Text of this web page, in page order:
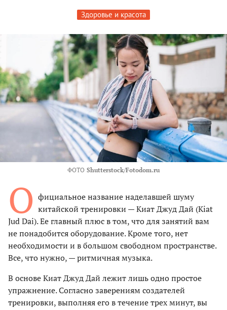
Здоровье и красота
ФОТО Shutterstock/Fotodom.ru
О фициальное название наделавшей шуму
китайской тренировки — Киат Джуд Дай (Kiat
Jud Dai). Ее главный плюс в том, что для занятий вам
не понадобится оборудование. Кроме того, нет
необходимости и в большом свободном пространстве.
Все, что нужно, — ритмичная музыка.
В основе Киат Джуд Дай лежит лишь одно простое
упражнение. Согласно заверениям создателей
тренировки, выполняя его в течение трех минут, вы